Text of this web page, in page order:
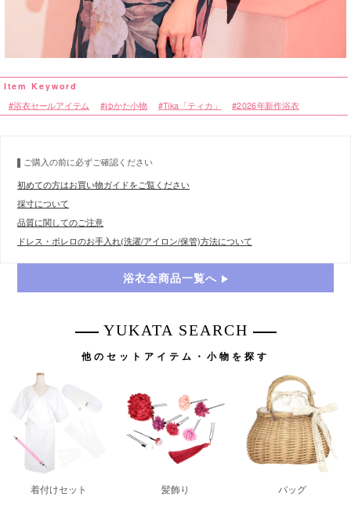
浴衣セールアイテム ゆかた小物 Tika「ティカ」 2026年新作浴衣
ご購入の前に必ずご確認ください
初めての方はお買い物ガイドをご覧ください
採寸について
品質に関してのご注意
ドレス・ボレロのお手入れ(洗濯/アイロン/保管)方法について
浴衣全商品一覧へ
YUKATA SEARCH
他のセットアイテム・小物を探す
着付けセット 髪飾り バッグ